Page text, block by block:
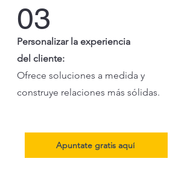
03
Personalizar la experiencia
del cliente:
Ofrece soluciones a medida y
construye relaciones más sólidas.
Apuntate gratis aquí